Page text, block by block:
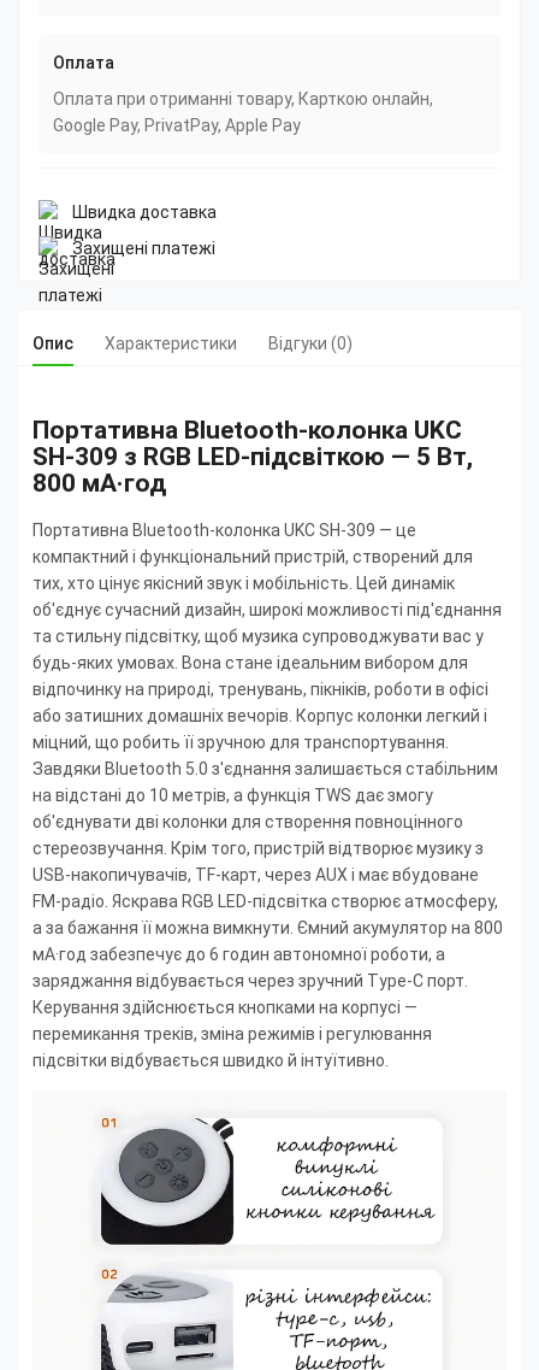
Оплата
Оплата при отриманні товару, Карткою онлайн,
Google Pay, PrivatPay, Apple Pay
Швидка доставка
Захищені платежі
Опис Характеристики Відгуки (0)
Портативна Bluetooth-колонка UKC
SH-309 з RGB LED-підсвіткою — 5 Вт,
800 мА·год
Портативна Bluetooth-колонка UKC SH-309 — це
компактний і функціональний пристрій, створений для
тих, хто цінує якісний звук і мобільність. Цей динамік
об'єднує сучасний дизайн, широкі можливості під'єднання
та стильну підсвітку, щоб музика супроводжувати вас у
будь-яких умовах. Вона стане ідеальним вибором для
відпочинку на природі, тренувань, пікніків, роботи в офісі
або затишних домашніх вечорів. Корпус колонки легкий і
міцний, що робить її зручною для транспортування.
Завдяки Bluetooth 5.0 з'єднання залишається стабільним
на відстані до 10 метрів, а функція TWS дає змогу
об'єднувати дві колонки для створення повноцінного
стереозвучання. Крім того, пристрій відтворює музику з
USB-накопичувачів, TF-карт, через AUX і має вбудоване
FM-радіо. Яскрава RGB LED-підсвітка створює атмосферу,
а за бажання її можна вимкнути. Ємний акумулятор на 800
мА·год забезпечує до 6 годин автономної роботи, а
заряджання відбувається через зручний Type-C порт.
Керування здійснюється кнопками на корпусі —
перемикання треків, зміна режимів і регулювання
підсвітки відбувається швидко й інтуїтивно.